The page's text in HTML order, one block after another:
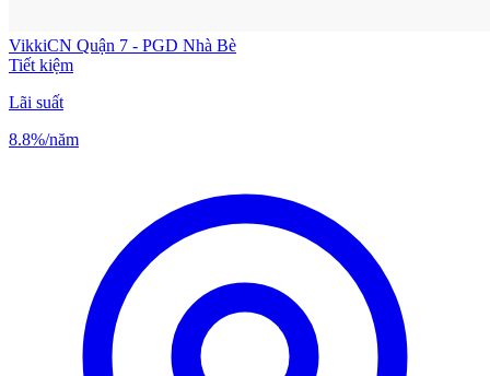
VikkiCN Quận 7 - PGD Nhà Bè
Tiết kiệm
Lãi suất
8.8%/năm